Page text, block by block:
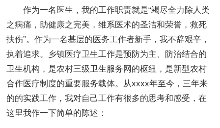
作为一名医生，我的工作职责就是“竭尽全力除人类
之病痛，助健康之完美，维系医术的圣洁和荣誉，救死
扶伤”。作为一名基层的医务工作者新手，我不辞艰辛，
执着追求。乡镇医疗卫生工作是预防为主、防治结合的
卫生机构，是农村三级卫生服务网的枢纽，是新型农村
合作医疗制度的重要服务载体。从xxxx年至今，三年来
的的实践工作，我对自己工作有很多的思考和感受，在
这里我作一下简单的陈述：